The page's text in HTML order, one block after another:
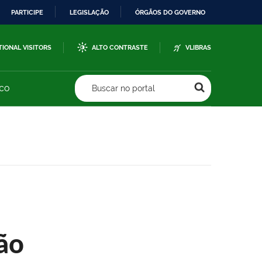
PARTICIPE LEGISLAÇÃO ÓRGÃOS DO GOVERNO
VISITORS ALTO CONTRASTE VLIBRAS
Buscar no portal